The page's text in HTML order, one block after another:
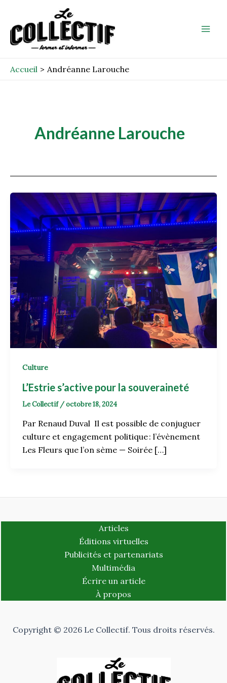
contenu
Accueil Andréanne Larouche
Andréanne Larouche
Culture
L’Estrie s’active pour la souveraineté
Le Collectif /octobre 18, 2024
Par Renaud Duval Il est possible de conjuguer
culture et engagement politique : l’évènement
Les Fleurs que l’on sème — Soirée […]
Articles
Éditions virtuelles
Publicités et partenariats
Multimédia
Écrire un article
À propos
Copyright © 2026 Le Collectif. Tous droits réservés.